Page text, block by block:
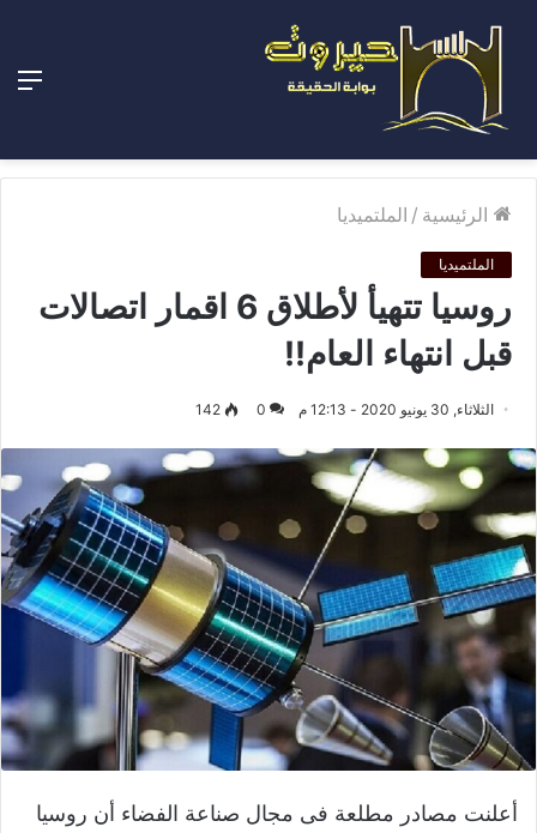
الرئيسية / الملتميديا
الملتميديا
روسيا تتهيأ لأطلاق 6 اقمار اتصالات
قبل انتهاء العام!!
الثلاثاء, 30 يونيو 2020 - 12:13 م 0
142
أعلنت مصادر مطلعة فى مجال صناعة الفضاء أن روسيا